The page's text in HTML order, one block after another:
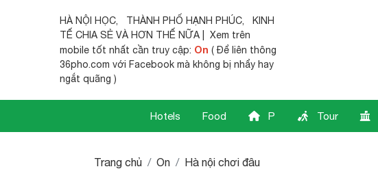
HÀ NỘI HỌC, THÀNH PHỐ HẠNH PHÚC,
KINH
TẾ CHIA SẺ VÀ HƠN THẾ NỮA | Xem trên
mobile tốt nhất cần truy cập: On ( Để liên thông
36pho.com với Facebook mà không bị nhẩy hay
ngắt quãng )
Hotels Food P Tour
Trang chủ On Hà nội chơi đâu